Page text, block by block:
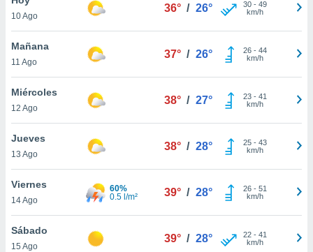
en
más
nuestra
de
10 Ago
36° / 26° 30- 49
km/h
Mañana
11 Ago
37° / 26° 26- 44
km/h
Miércoles
12 Ago
38° / 27° 23- 41
km/h
Jueves
13 Ago
38° / 28° 25- 43
km/h
Viernes
14 Ago
60%
0.5 l/m²
39° / 28° 26- 51
km/h
Sábado
15 Ago
39° / 28° 22- 41
km/h